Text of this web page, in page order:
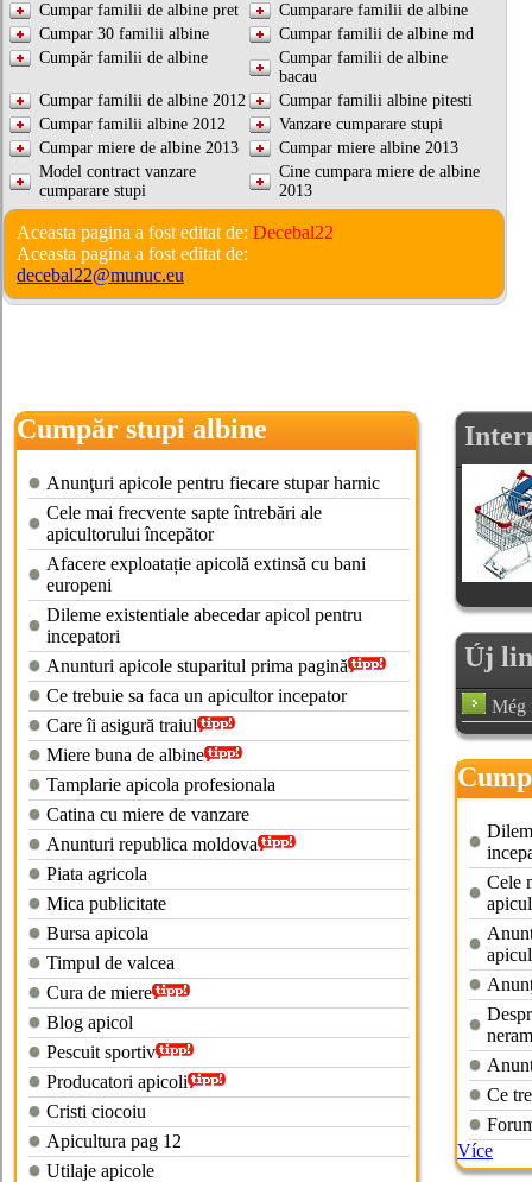
Cumpar familii de albine pret
Cumparare familii de albine
Cumpar 30 familii albine
Cumpar familii de albine md
Cumpăr familii de albine
Cumpar familii de albine
bacau
Cumpar familii de albine 2012
Cumpar familii albine pitesti
Cumpar familii albine 2012
Vanzare cumparare stupi
Cumpar miere de albine 2013
Cumpar miere albine 2013
Model contract vanzare
cumparare stupi
Cine cumpara miere de albine
2013
Aceasta pagina a fost editat de: Decebal22
Aceasta pagina a fost editat de:
decebal22@munuc.eu
Cumpăr stupi albine
Anunţuri apicole pentru fiecare stupar harnic
Cele mai frecvente sapte întrebări ale
apicultorului începător
Afacere exploatație apicolă extinsă cu bani
europeni
Dileme existentiale abecedar apicol pentru
incepatori
Anunturi apicole stuparitul prima pagină
Ce trebuie sa faca un apicultor incepator
Care îi asigură traiul
Miere buna de albine
Tamplarie apicola profesionala
Catina cu miere de vanzare
Anunturi republica moldova
Piata agricola
Mica publicitate
Bursa apicola
Timpul de valcea
Cura de miere
Blog apicol
Pescuit sportiv
Producatori apicoli
Cristi ciocoiu
Apicultura pag 12
Utilaje apicole
Új
Még
Cele
Ce
Více